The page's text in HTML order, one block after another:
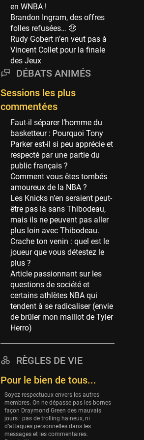
69 sessions
Miami Heat
63 sessions
Los Angeles Clippers
61 sessions
53 sessions
New Orleans Pelicans
53 sessions
Jeux Olympiques
52 sessions
Atlanta Hawks
45 sessions
Chicago Bulls
41 sessions
Memphis Grizzlies
39 sessions
Cleveland Cavaliers
38 sessions
Orlando Magic
36 sessions
Euroleague
34 sessions
Charlotte Hornets
Houston Rockets
Washington Wizards
29 sessions
Portland Trail Blazers
27 sessions
en WNBA !
Brandon Ingram, des offres
folles refusées… 🤑
Rudy Gobert n’en veut pas à
Vincent Collet pour la finale
des Jeux
DÉBATS ANIMÉS
Sessions les plus
commentées
Faut-il séparer l’homme du
basketteur : Pourquoi Tony
Parker est-il si peu apprécie et
respecté par une partie du
public français ?
Comment vous êtes tombés
amoureux de la NBA ?
Les Knicks n’en seraient peut-
être pas là sans Thibodeau,
mais ils ne peuvent pas aller
plus loin avec Thibodeau.
Crache ton venin : quel est le
joueur que vous détestez le
plus ?
Article passionnant sur les
questions de société et
certains athlètes NBA qui
tendent à se radicaliser (envie
de brûler mon maillot de Tyler
Herro)
RÈGLES DE VIE
Pour le bien de tous...
Soyez respectueux envers les autres
membres. On ne dépasse pas les bornes
façon Draymond Green des mauvais
jours : pas de trolling haineux, ni
d’attaques personnelles dans les
messages et les commentaires.